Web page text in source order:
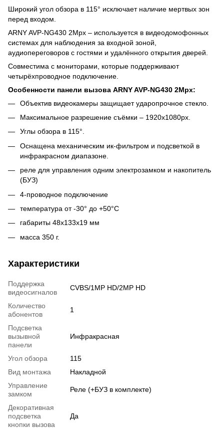
Широкий угол обзора в 115° исключает наличие мертвых зон
перед входом.
ARNY AVP-NG430 2Mpx – используется в видеодомофонных
системах для наблюдения за входной зоной,
аудиопереговоров с гостями и удалённого открытия дверей.
Совместима с мониторами, которые поддерживают
четырёхпроводное подключение.
Особенности панели вызова ARNY AVP-NG430 2Mpx:
Объектив видеокамеры защищает ударопрочное стекло.
Максимальное разрешение съёмки – 1920х1080px.
Углы обзора в 115°.
Оснащена механическим ик-фильтром и подсветкой в
инфракрасном диапазоне.
реле для управления одним электрозамком и накопитель
(БУЗ)
4-проводное подключение
температура от -30° до +50°С
габариты 48х133х19 мм
масса 350 г.
Характеристики
Поддержка
видеосигналов
CVBS/1MP HD/2MP HD
Количество
абонентов
1
Подсветка
вызывной
панели
Инфракрасная
Угол обзора
115
Вид монтажа
Накладной
Управление
замком
Реле (+БУЗ в комплекте)
Декоративная
подсветка
кнопки вызова
Да